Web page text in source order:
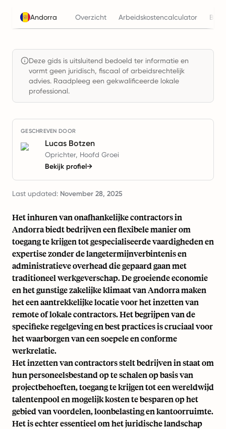
Andorra Overzicht Arbeidskostencalculator
Deze gids is uitsluitend bedoeld ter informatie en
vormt geen juridisch, fiscaal of arbeidsrechtelijk
advies. Raadpleeg een gekwalificeerde lokale
professional.
GESCHREVEN DOOR
Lucas Botzen
Oprichter, Hoofd Groei
Bekijk profiel→
Last updated: November 28, 2025
Het inhuren van onafhankelijke contractors in
Andorra biedt bedrijven een flexibele manier om
toegang te krijgen tot gespecialiseerde vaardigheden en
expertise zonder de langetermijnverbintenis en
administratieve overhead die gepaard gaan met
traditioneel werkgeverschap. De groeiende economie
en het gunstige zakelijke klimaat van Andorra maken
het een aantrekkelijke locatie voor het inzetten van
remote of lokale contractors. Het begrijpen van de
specifieke regelgeving en best practices is cruciaal voor
het waarborgen van een soepele en conforme
werkrelatie.
Het inzetten van contractors stelt bedrijven in staat om
hun personeelsbestand op te schalen op basis van
projectbehoeften, toegang te krijgen tot een wereldwijd
talentenpool en mogelijk kosten te besparen op het
gebied van voordelen, loonbelasting en kantoorruimte.
Het is echter essentieel om het juridische landschap